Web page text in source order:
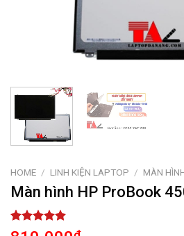
HOME / LINH KIỆN LAPTOP / MÀN
Màn hình HP ProBook
Rated
5.00
1